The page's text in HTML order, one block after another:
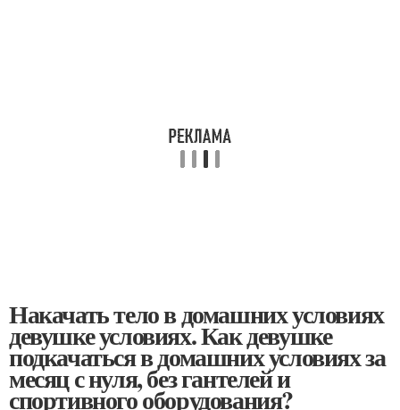
Накачать тело в домашних условиях
девушке условиях. Как девушке
подкачаться в домашних условиях за
месяц с нуля, без гантелей и
спортивного оборудования?